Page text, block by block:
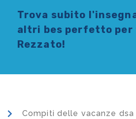
Trova subito l'
altri bes perfetto per
Rezzato!
Compiti delle vacanze